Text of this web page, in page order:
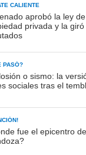
CALIENTE
aprobó la ley
privada y la
PASÓ?
o sismo: la
sociales tras el
fue el epicentro